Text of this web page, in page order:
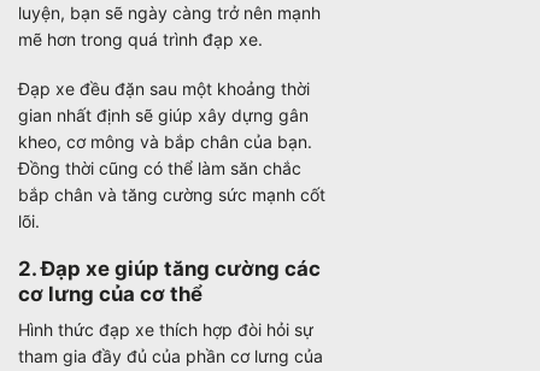
luyện, bạn sẽ ngày càng trở nên mạnh
mẽ hơn trong quá trình đạp xe.
Đạp xe đều đặn sau một khoảng thời
gian nhất định sẽ giúp xây dựng gân
kheo, cơ mông và bắp chân của bạn.
Đồng thời cũng có thể làm săn chắc
bắp chân và tăng cường sức mạnh cốt
lõi.
2. Đạp xe giúp tăng cường các
cơ lưng của cơ thể
Hình thức đạp xe thích hợp đòi hỏi sự
tham gia đầy đủ của phần cơ lưng của